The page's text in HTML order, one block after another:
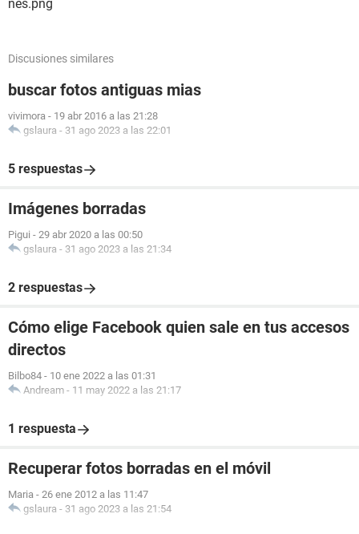
nes.png
Discusiones similares
buscar fotos antiguas mias
vivimora - 19 abr 2016 a las 21:28
gslaura - 31 ago 2023 a las 22:01
5 respuestas
Imágenes borradas
Pigui - 29 abr 2020 a las 00:50
gslaura - 31 ago 2023 a las 21:34
2 respuestas
Cómo elige Facebook quien sale en tus accesos
directos
Bilbo84 - 10 ene 2022 a las 01:31
Andream - 11 may 2022 a las 21:17
1 respuesta
Recuperar fotos borradas en el móvil
Maria - 26 ene 2012 a las 11:47
gslaura - 31 ago 2023 a las 21:54